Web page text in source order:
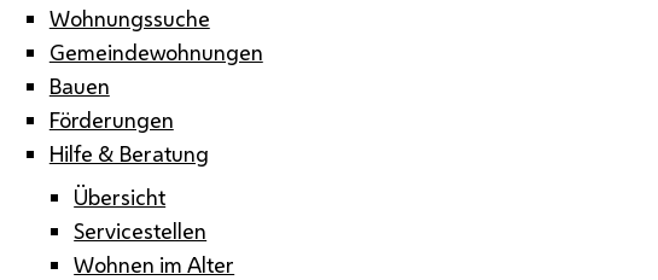
Wohnungssuche
Gemeindewohnungen
Bauen
Förderungen
Hilfe & Beratung
Übersicht
Servicestellen
Wohnen im Alter